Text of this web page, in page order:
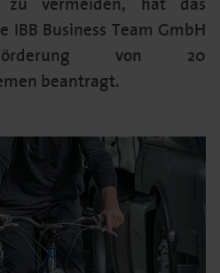
Business Team GmbH
von 20
beantragt.